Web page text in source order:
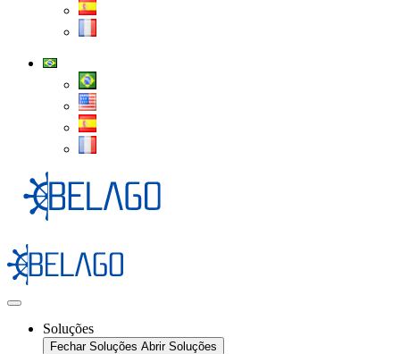
Soluções
Fechar Soluções Abrir Soluções